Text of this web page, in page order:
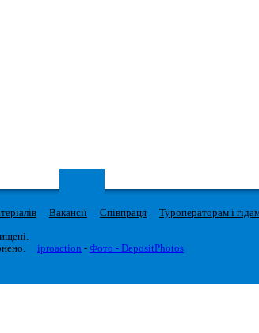
Вакансії Співпраця Туроператорам і
iproaction - Фото - DepositPhotos